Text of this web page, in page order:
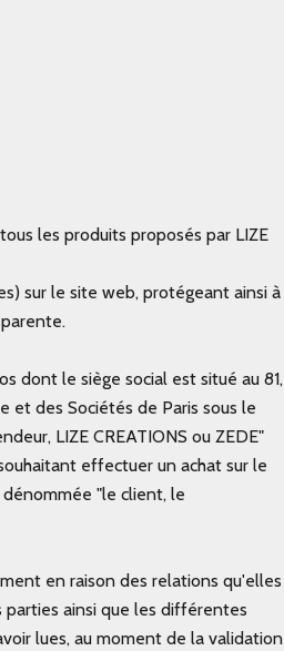
les produits proposés par LIZE
sur le site web, protégeant ainsi à
dont le siège social est situé au 81,
et des Sociétés de Paris sous le
LIZE CREATIONS ou ZEDE"
effectuer un achat sur le
dénommée "le client, le
en raison des relations qu'elles
ainsi que les différentes
lues, au moment de la validation